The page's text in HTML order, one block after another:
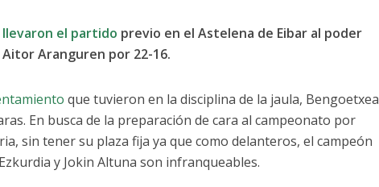
llevaron el partido previo en el Astelena de Eibar al poder
Aranguren por 22-16.
que tuvieron en la disciplina de la jaula, Bengoetxea
En busca de la preparación de cara al campeonato por
sin tener su plaza fija ya que como delanteros, el campeón
y Jokin Altuna son infranqueables.